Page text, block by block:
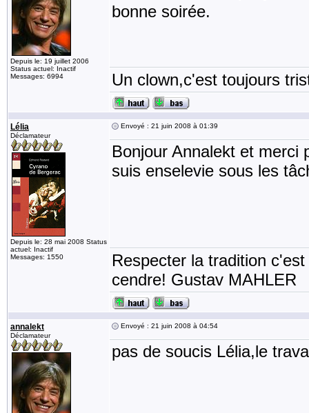
Depuis le: 19 juillet 2006
Status actuel: Inactif
Messages: 6994
bonne soirée.
Un clown,c'est toujours
Lélia
Déclamateur
Depuis le: 28 mai 2008 Status
actuel: Inactif
Messages: 1550
Envoyé : 21 juin 2008 à 01:39
Bonjour Annalekt et merci
suis enselevie sous les
Respecter la tradition
cendre! Gustav MAHLER
annalekt
Déclamateur
Envoyé : 21 juin 2008 à 04:54
pas de soucis Lélia,le